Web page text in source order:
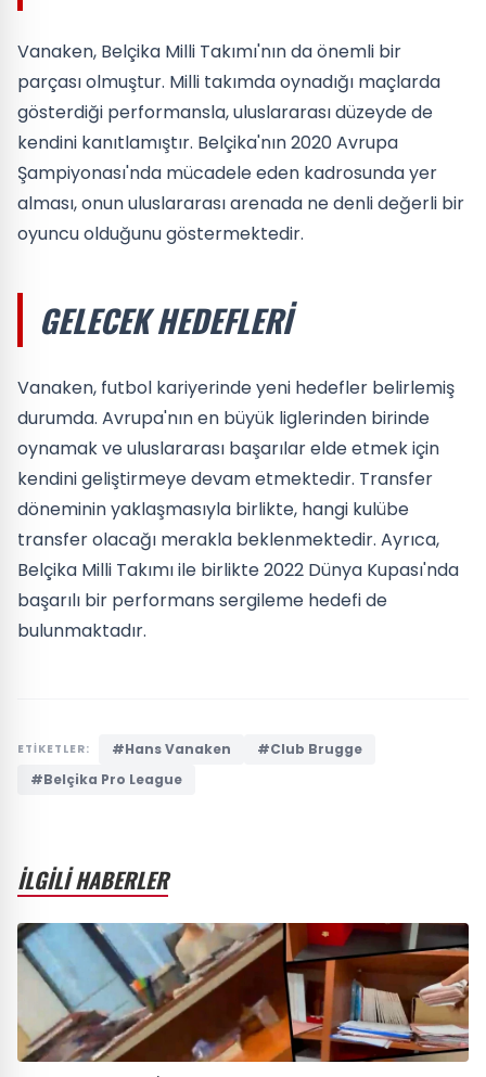
Vanaken, Belçika Milli Takımı'nın da önemli bir
parçası olmuştur. Milli takımda oynadığı maçlarda
gösterdiği performansla, uluslararası düzeyde de
kendini kanıtlamıştır. Belçika'nın 2020 Avrupa
Şampiyonası'nda mücadele eden kadrosunda yer
alması, onun uluslararası arenada ne denli değerli bir
oyuncu olduğunu göstermektedir.
GELECEK HEDEFLERI
Vanaken, futbol kariyerinde yeni hedefler belirlemiş
durumda. Avrupa'nın en büyük liglerinden birinde
oynamak ve uluslararası başarılar elde etmek için
kendini geliştirmeye devam etmektedir. Transfer
döneminin yaklaşmasıyla birlikte, hangi kulübe
transfer olacağı merakla beklenmektedir. Ayrıca,
Belçika Milli Takımı ile birlikte 2022 Dünya Kupası'nda
başarılı bir performans sergileme hedefi de
bulunmaktadır.
ETİKETLER: #Hans Vanaken
#Club Brugge
#Belçika Pro League
İLGİLİ HABERLER